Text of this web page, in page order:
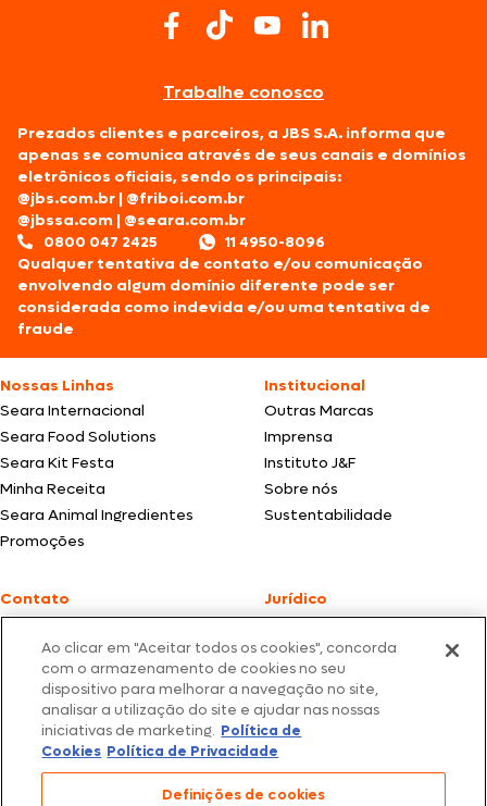
Trabalhe conosco
Prezados clientes e parceiros, a JBS S.A. informa que
apenas se comunica através de seus canais e domínios
eletrônicos oficiais, sendo os principais:
@jbs.com.br |@friboi.com.br
@jbssa.com |@seara.com.br
0800 047 2425
11 4950-8096
Qualquer tentativa de contato e/ou comunicação
envolvendo algum domínio diferente pode ser
considerada como indevida e/ou uma tentativa de
fraude
Nossas Linhas
Seara Internacional
Seara Food Solutions
Seara Kit Festa
Minha Receita
Seara Animal Ingredientes
Promoções
Institucional
Outras Marcas
Imprensa
Instituto J&F
Sobre nós
Sustentabilidade
Contato
Fale Conosco
SAC: +55 0800 047 2425
Jurídico
Política de cookies
Política de privacidade
Fotos meramente ilustrativas | Ofertas válidas enquanto durarem os
estoques dos nossos parceiros | Vendas sujeitas a análise e confirmação
de dados.
Os preços, promoções e condições de pagamento são válidos
exclusivamente para compras efetuadas em nossos parceiros.
Todos os produtos estão sujeitos a disponibilidade de estoque.
Ao clicar em "Aceitar todos os cookies", concorda
com o armazenamento de cookies no seu
dispositivo para melhorar a navegação no site,
analisar a utilização do site e ajudar nas nossas
iniciativas de marketing. Política de
Cookies Política de Privacidade
Definições de cookies